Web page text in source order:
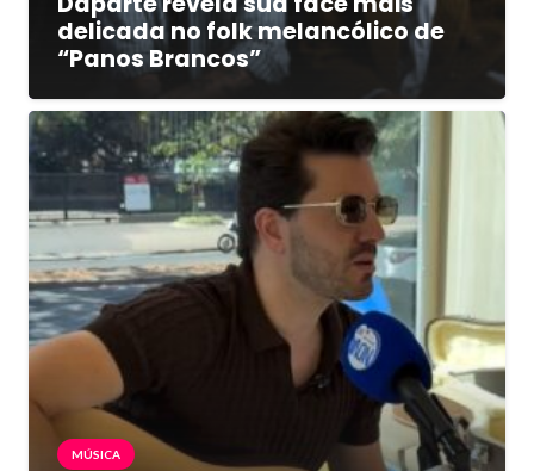
delicada no folk melancólico de
“Panos Brancos”
MÚSICA